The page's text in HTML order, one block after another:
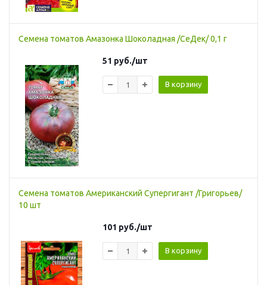
Семена томатов Амазонка Шоколадная /СеДек/ 0,1 г
51 руб./шт
В корзину
Семена томатов Американский Супергигант /Григорьев/
10 шт
101 руб./шт
В корзину